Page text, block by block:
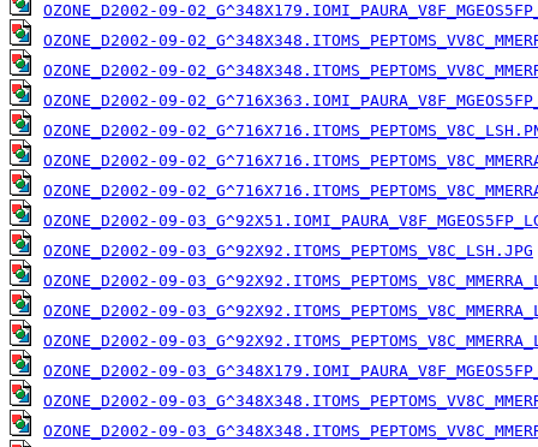
OZONE_D2002-09-
OZONE_D2002-09-
OZONE_D2002-09-
OZONE_D2002-09-
OZONE_D2002-09-
OZONE_D2002-09-
OZONE_D2002-09-
OZONE_D2002-09-
OZONE_D2002-09-03_G^92X92.ITOMS_PEPTOMS_V8C_LSH.JPG
OZONE_D2002-09-
OZONE_D2002-09-
OZONE_D2002-09-
OZONE_D2002-09-
OZONE_D2002-09-
OZONE_D2002-09-